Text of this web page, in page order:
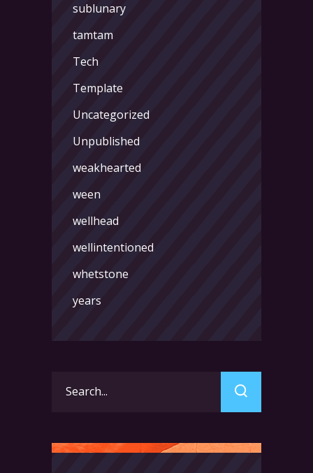
sublunary
tamtam
Tech
Template
Uncategorized
Unpublished
weakhearted
ween
wellhead
wellintentioned
whetstone
years
for: